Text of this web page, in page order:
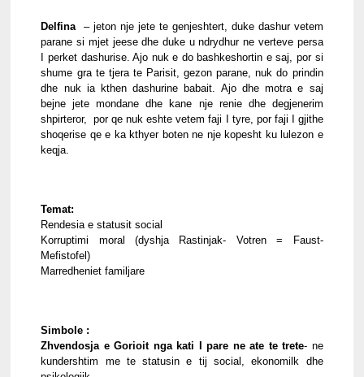
Delfina – jeton nje jete te genjeshtert, duke dashur vetem
parane si mjet jeese dhe duke u ndrydhur ne verteve persa
I perket dashurise. Ajo nuk e do bashkeshortin e saj, por si
shume gra te tjera te Parisit, gezon parane, nuk do prindin
dhe nuk ia kthen dashurine babait. Ajo dhe motra e saj
bejne jete mondane dhe kane nje renie dhe degjenerim
shpirteror,  por qe nuk eshte vetem faji I tyre, por faji I gjithe
shoqerise qe e ka kthyer boten ne nje kopesht ku lulezon e
keqja.
Temat:
Rendesia e statusit social
Korruptimi moral (dyshja Rastinjak- Votren = Faust-
Mefistofel)
Marredheniet familjare
Simbole :
Zhvendosja e Gorioit nga kati I pare ne ate te trete- ne
kundershtim me te statusin e tij social, ekonomilk dhe